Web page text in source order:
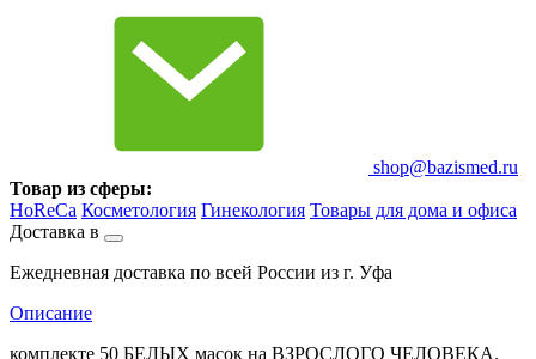
shop@bazismed.ru
Товар из сферы:
HoReCa Косметология Гинекология Товары для дома и офиса
Доставка в
Ежедневная доставка по всей России из г. Уфа
Описание
комплекте 50 БЕЛЫХ масок на ВЗРОСЛОГО ЧЕЛОВЕКА.